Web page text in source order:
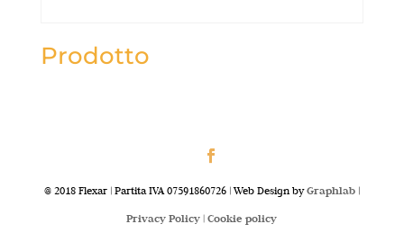
Prodotto
@ 2018 Flexar | Partita IVA 07591860726 | Web Design byGraphlab|
Privacy Policy |Cookie policy